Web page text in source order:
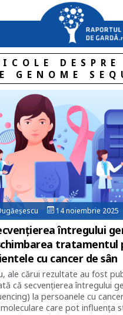
DESPRE
GENOME
14 noiembrie
întregului
tratamentul
cu cancer de sân
ale cărui rezultate au fost
că secvenţierea întregului
la persoanele cu
care pot influenţa